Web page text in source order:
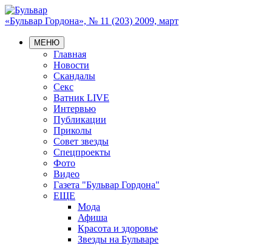
«Бульвар Гордона», № 11 (203) 2009, март
МЕНЮ
Главная
Новости
Скандалы
Секс
Ватник LIVE
Интервью
Публикации
Приколы
Совет звезды
Спецпроекты
Фото
Видео
Газета "Бульвар Гордона"
ЕЩЕ
Мода
Афиша
Красота и здоровье
Звезды на Бульваре